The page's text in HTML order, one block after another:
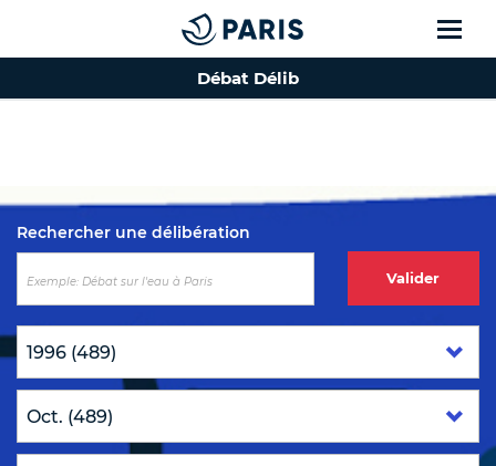
Top of the page
Débat Délib
Rechercher une délibération
Valider